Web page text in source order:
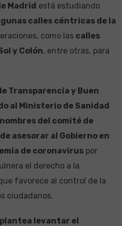
Madrid está estudiando
calles céntricas de la
como las calles
y Colón, entre otras, para
Transparencia y Buen
al Ministerio de Sanidad
del comité de
asesorar al Gobierno en
de coronavirus por
el derecho a la
favorece al control de la
ciudadanos.
plantea levantar el